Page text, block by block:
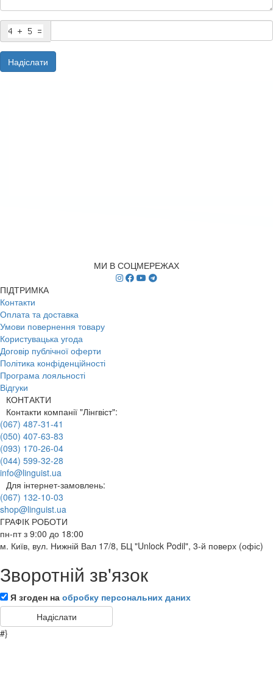
Надіслати
МИ В СОЦМЕРЕЖАХ
ПІДТРИМКА
Контакти
Оплата та доставка
Умови повернення товару
Користувацька угода
Договір публічної оферти
Політика конфіденційності
Програма лояльності
Відгуки
КОНТАКТИ
Контакти компанії "Лінгвіст":
(067) 487-31-41
(050) 407-63-83
(093) 170-26-04
(044) 599-32-28
info@linguist.ua
Для інтернет-замовлень:
(067) 132-10-03
shop@linguist.ua
ГРАФІК РОБОТИ
пн-пт з 9:00 до 18:00
м. Київ, вул. Нижній Вал 17/8, БЦ "Unlock Podil", 3-й поверх (офіс)
Зворотній зв'язок
Я згоден на обробку персональних даних
#}